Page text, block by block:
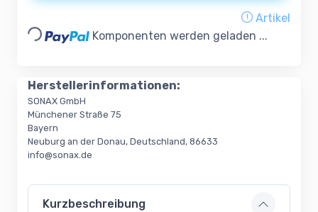
Artikel
Loading... Komponenten werden geladen ...
Herstellerinformationen:
SONAX GmbH
Münchener Straße 75
Bayern
Neuburg an der Donau, Deutschland, 86633
info@sonax.de
Kurzbeschreibung